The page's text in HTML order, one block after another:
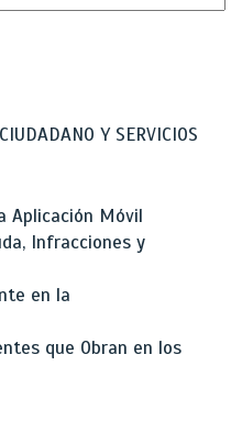
Y SERVICIOS
Aplicación Móvil
Infracciones y
en la
que Obran en los